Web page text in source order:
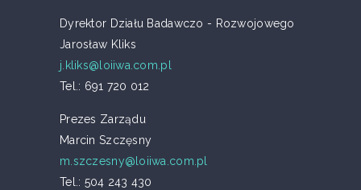
Dyrektor Działu Badawczo - Rozwojowego
Jarosław Kliks
j.kliks@loiiwa.com.pl
Tel.: 691 720 012
Prezes Zarządu
Marcin Szczęsny
m.szczesny@loiiwa.com.pl
Tel.: 504 243 430